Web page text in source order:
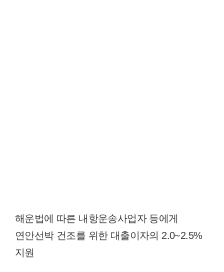
해운법에 따른 내항운송사업자 등에게
연안선박 건조를 위한 대출이자의 2.0~2.5%
지원